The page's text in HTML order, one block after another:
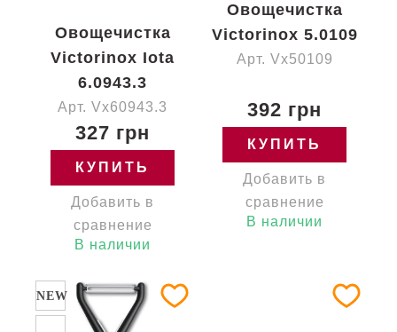
Овощечистка
Victorinox Iota
6.0943.3
Арт. Vx60943.3
327 грн
КУПИТЬ
Добавить в
сравнение
В наличии
Овощечистка
Victorinox 5.0109
Арт. Vx50109
392 грн
КУПИТЬ
Добавить в
сравнение
В наличии
NEW